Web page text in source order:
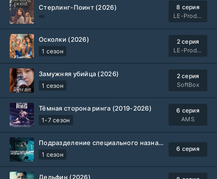
Стерлинг-Поинт (2026)
8 серия
LE-Production
Осколки (2026)
1 сезон
2 серия
LE-Production
Замужняя убийца (2026)
1 сезон
2 серия
SoftBox
Тёмная сторона ринга (2019-2026)
1-7 сезон
6 серия
AMS
Подразделение специального назначения (2026)
1 сезон
6 серия
Дельфин (2026)